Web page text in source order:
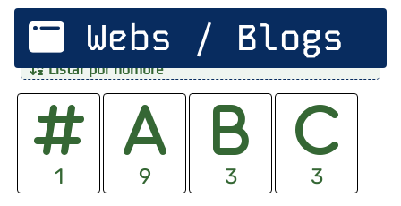
Webs / Blogs
Listar por nombre
1 9 3 3